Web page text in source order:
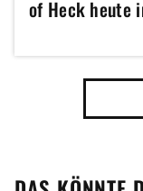
of Heck heute